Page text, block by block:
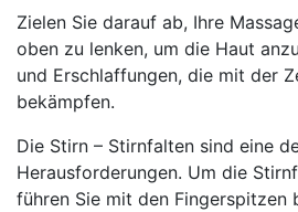
Zielen Sie darauf ab, Ihre
oben zu lenken, um die Haut
und Erschlaffungen, die mit der
bekämpfen.
Die Stirn – Stirnfalten sind eine
Herausforderungen. Um die
führen Sie mit den Fingerspitzen